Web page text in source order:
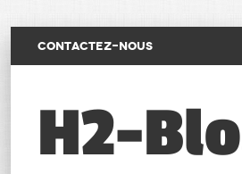
CONTACTEZ-NOUS
H2-